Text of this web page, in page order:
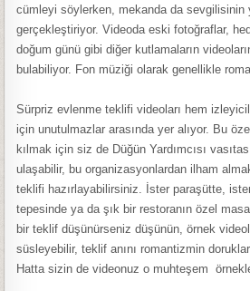
cümleyi söylerken, mekanda da sevgilisinin
gerçekleştiriyor. Videoda eski fotoğraflar,
doğum günü gibi diğer kutlamaların
bulabiliyor. Fon müziği olarak genellikle
Sürpriz evlenme teklifi videoları hem
için unutulmazlar arasında yer alıyor. Bu
kılmak için siz de Düğün Yardımcısı
ulaşabilir, bu organizasyonlardan ilham
teklifi hazırlayabilirsiniz. İster paraşütte,
tepesinde ya da şık bir restoranın özel
bir teklif düşünürseniz düşünün, örnek
süsleyebilir, teklif anını romantizmin
Hatta sizin de videonuz o muhteşem